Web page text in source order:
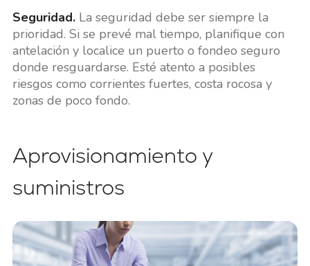
Seguridad.La seguridad debe ser siempre la
prioridad. Si se prevé mal tiempo, planifique con
antelación y localice un puerto o fondeo seguro
donde resguardarse. Esté atento a posibles
riesgos como corrientes fuertes, costa rocosa y
zonas de poco fondo.
Aprovisionamiento y
suministros